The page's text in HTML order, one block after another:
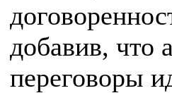
добавив, что
переговоры